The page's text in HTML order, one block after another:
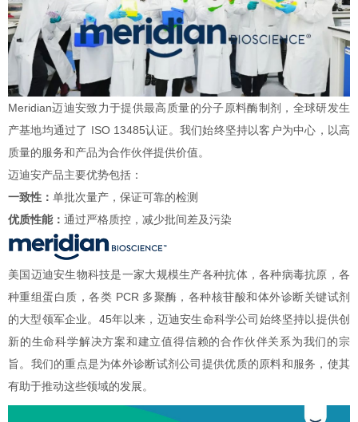
Meridian迈迪安致力于提供最高质量的分子原料酶制剂，全球研发生
产基地均通过了 ISO 13485认证。我们始终坚持以客户为中心，以高
质量的服务和产品为合作伙伴提供价值。
迈迪安产品主要优势包括：
一致性： 单批次量产，保证可靠的检测
优质性能： 通过严格质控，减少批间差及污染
美国迈迪安生物科技是一家大规模生产各种抗体，各种病毒抗原，各
种重组蛋白质，各类 PCR 多聚酶，各种核苷酸和体外诊断关键试剂
的大型领军企业。45年以来，迈迪安生命科学公司始终坚持以提供创
新的生命科学解决方案和建立值得信赖的合作伙伴关系为我们的宗
旨。我们的重点是为体外诊断试剂公司提供优质的原料和服务，使其
有助于推动这些领域的发展。